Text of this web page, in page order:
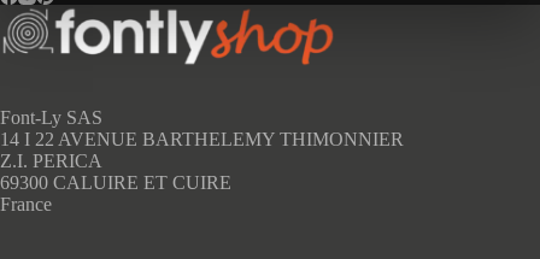
options
peuvent
être
la
page
du
produit
Font-Ly SAS
14 I 22 AVENUE BARTHELEMY THIMONNIER
Z.I. PERICA
69300 CALUIRE ET CUIRE
France